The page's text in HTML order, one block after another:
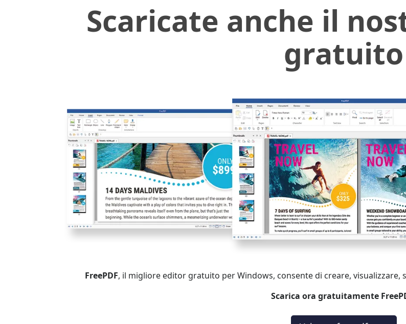
Scaricate anche il
gratuito
FreePDF, il migliore editor gratuito per Windows, consente di creare, visualizzare,
Scarica ora gratuitamente